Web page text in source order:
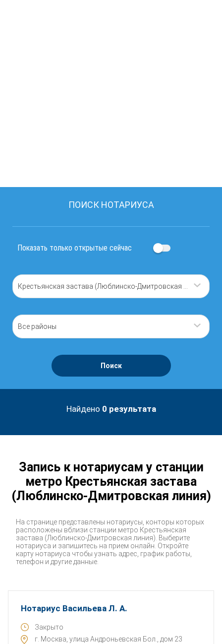
ПОИСК НОТАРИУСА
Показать только открытые сейчас
Крестьянская застава (Люблинско-Дмитровская линия)
Все районы
Поиск
Найдено 0 результата
Запись к нотариусам у станции
метро Крестьянская застава
(Люблинско-Дмитровская линия)
На странице представлены нотариусы, конторы которых
расположены вблизи станции метро Крестьянская
застава (Люблинско-Дмитровская линия). Выберите
нотариуса и запишитесь на прием онлайн. Откройте
карту нотариуса чтобы узнать адрес, график работы,
телефон и другие данные.
Нотариус Васильева Л. А.
Закрыто
г. Москва, улица Андроньевская Бол., дом 23